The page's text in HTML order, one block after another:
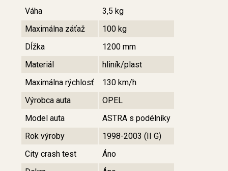
Váha
3,5 kg
Maximálna záťaž
100 kg
Dĺžka
1200 mm
Materiál
hliník/plast
Maximálna rýchlosť
130 km/h
Výrobca auta
OPEL
Model auta
ASTRA s podélníky
Rok výroby
1998-2003 (II G)
City crash test
Áno